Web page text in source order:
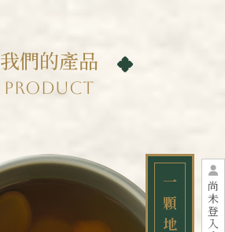
尚
未
登
入
我們的產品
PRODUCT
一
顆
地